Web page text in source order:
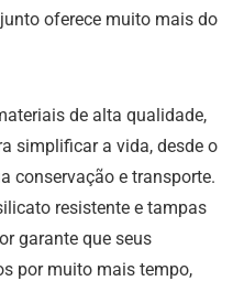
oferece muito mais do
de alta qualidade,
simplificar a vida, desde o
conservação e transporte.
resistente e tampas
garante que seus
por muito mais tempo,